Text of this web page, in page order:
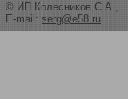
© ИП Колесников С.А.,
E-mail: serg@e58.ru